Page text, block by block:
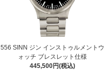
556 SINN ジン インストゥルメントウ
ォッチ ブレスレット仕様
445,500円(税込)